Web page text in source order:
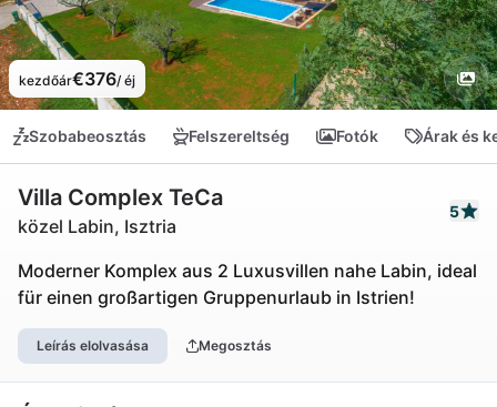
kezdőár€376/ éj
Szobabeosztás Felszereltség Fotók Árak és
Villa Complex TeCa
közel Labin, Isztria
5
Moderner Komplex aus 2 Luxusvillen nahe Labin, ideal
für einen großartigen Gruppenurlaub in Istrien!
Leírás elolvasása Megosztás